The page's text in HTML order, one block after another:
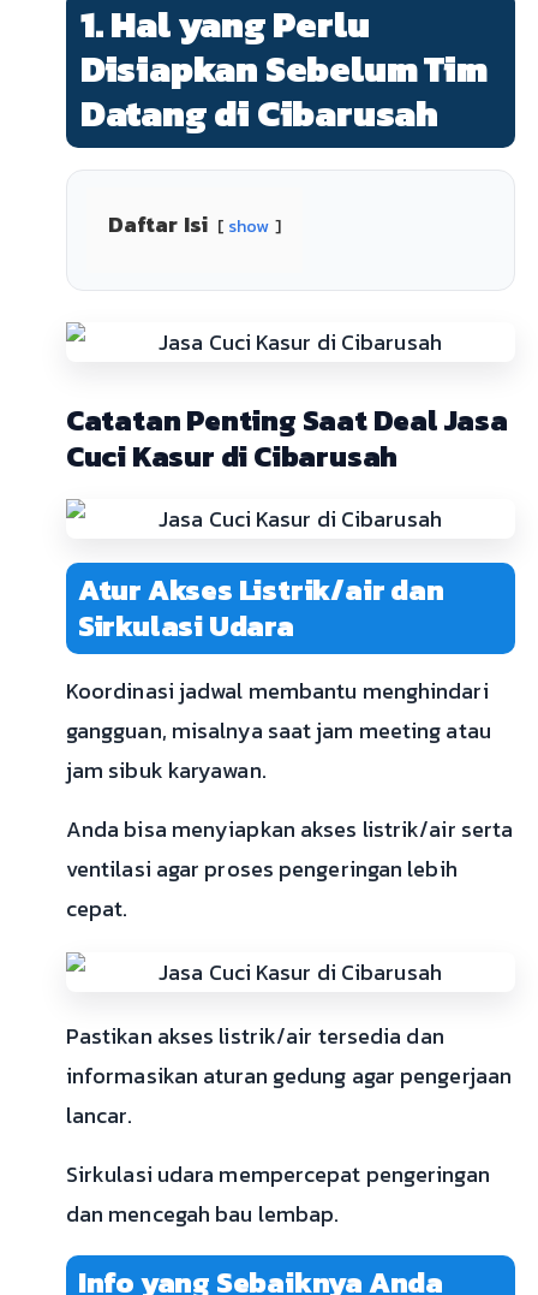
1. Hal yang Perlu
Disiapkan Sebelum Tim
Datang di Cibarusah
Daftar Isi show
Catatan Penting Saat Deal Jasa
Cuci Kasur di Cibarusah
Atur Akses Listrik/air dan
Sirkulasi Udara
Koordinasi jadwal membantu menghindari
gangguan, misalnya saat jam meeting atau
jam sibuk karyawan.
Anda bisa menyiapkan akses listrik/air serta
ventilasi agar proses pengeringan lebih
cepat.
Pastikan akses listrik/air tersedia dan
informasikan aturan gedung agar pengerjaan
lancar.
Sirkulasi udara mempercepat pengeringan
dan mencegah bau lembap.
Info yang Sebaiknya Anda